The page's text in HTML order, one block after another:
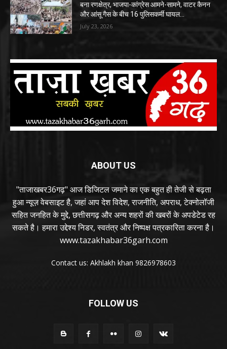
बना रणक्षेत्र, भाजपा-कांग्रेस आमने-सामने, वाटर कैनन
और आंसू गैस के बीच 16 पुलिसकर्मी घायल…
July 23, 2026
ABOUT US
"ताजाखबर36गढ़" आज डिजिटल जमाने का एक बहुत ही तेजी से बढ़ता
हुआ न्यूज़ वेबसाइट है, जहां आप देश विदेश, राजनीति, अपराध, टेक्नोलॉजी
सहित जनहित के मुद्दे, छत्तीसगढ़ और अन्य शहरों की खबरों के अपडेटेड रह
सकते है। हमारा उद्देश्य निडर, स्वतंत्र और निष्पक्ष पत्रकारिता करना है।
www.tazakhabar36garh.com
Contact us: Akhlakh khan 9826978603
FOLLOW US